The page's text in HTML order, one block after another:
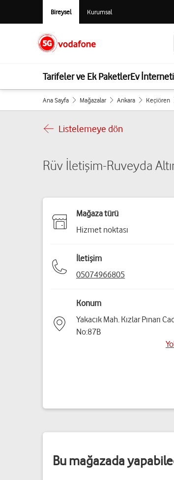
Bireysel Kurumsal
Tarifeler ve Ek PaketlerEv İnterneti
Ana Sayfa Mağazalar Ankara Keçiören
Listelemeye dön
Rüv İletişim-Ruveyda
Mağaza türü
Hizmet noktası
İletişim
05074966805
Konum
Yakacık Mah. Kızlar Pınarı
No:87B
Bu mağazada